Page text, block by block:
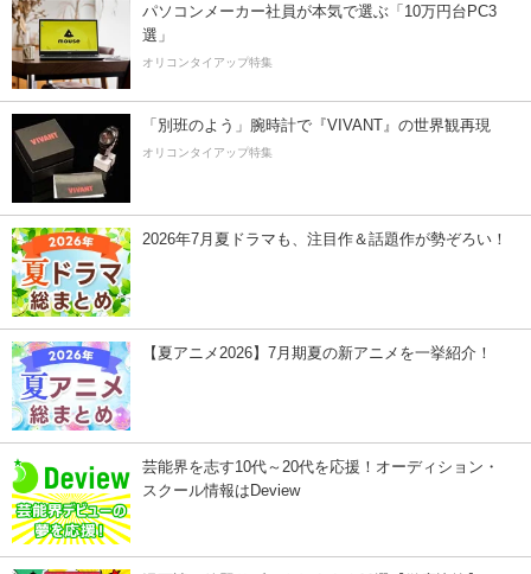
パソコンメーカー社員が本気で選ぶ「10万円台PC3
選」
オリコンタイアップ特集
「別班のよう」腕時計で『VIVANT』の世界観再現
オリコンタイアップ特集
2026年7月夏ドラマも、注目作＆話題作が勢ぞろい！
【夏アニメ2026】7月期夏の新アニメを一挙紹介！
芸能界を志す10代～20代を応援！オーディション・
スクール情報はDeview